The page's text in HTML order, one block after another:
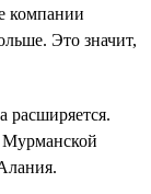
компании
Это значит,
расширяется.